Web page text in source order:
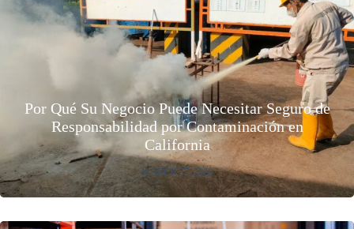
Por Qué Su Negocio Puede Necesitar Seguro de
Responsabilidad por Contaminación en
California
MARCH 27, 2026